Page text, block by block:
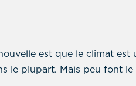
est que le climat est
le plupart. Mais peu font